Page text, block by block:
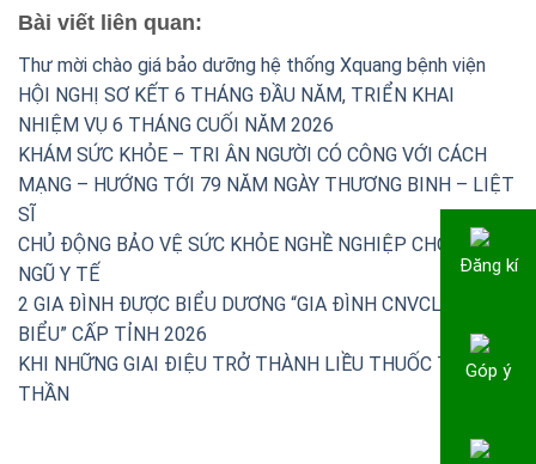
Bài viết liên quan:
Thư mời chào giá bảo dưỡng hệ thống Xquang bệnh viện
HỘI NGHỊ SƠ KẾT 6 THÁNG ĐẦU NĂM, TRIỂN KHAI
NHIỆM VỤ 6 THÁNG CUỐI NĂM 2026
KHÁM SỨC KHỎE – TRI ÂN NGƯỜI CÓ CÔNG VỚI CÁCH
MẠNG – HƯỚNG TỚI 79 NĂM NGÀY THƯƠNG BINH – LIỆT
SĨ
CHỦ ĐỘNG BẢO VỆ SỨC KHỎE NGHỀ NGHIỆP CHO ĐỘI
NGŨ Y TẾ
2 GIA ĐÌNH ĐƯỢC BIỂU DƯƠNG “GIA ĐÌNH CNVCLĐ TIÊU
BIỂU” CẤP TỈNH 2026
KHI NHỮNG GIAI ĐIỆU TRỞ THÀNH LIỀU THUỐC TINH
THẦN
Đăng kí
Góp ý